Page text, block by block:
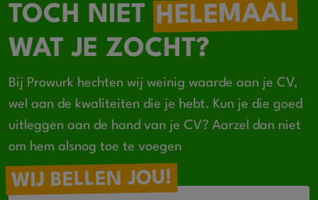
TOCH NIETHELEMAAL
WAT JE ZOCHT?
Bij Prowurk hechten wij weinig waarde aan je CV,
wel aan de kwaliteiten die je hebt. Kun je die goed
uitleggen aan de hand van je CV? Aarzel dan niet
om hem alsnog toe te voegen
WIJ BELLEN JOU!